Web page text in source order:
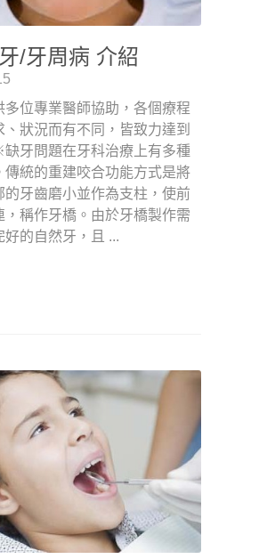
/牙周病 介紹
位專業醫師協助，各個療程
、狀況而有不同，皆致力達到
牙問題在牙科治療上有多種
傳統的重建咬合功能方式是將
的牙齒磨小並作為支柱，使前
，稱作牙橋。由於牙橋製作需
好的自然牙，且 ...